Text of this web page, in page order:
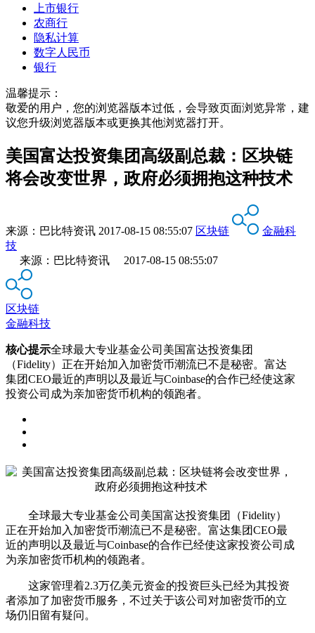
上市银行
农商行
隐私计算
数字人民币
银行
温馨提示：
敬爱的用户，您的浏览器版本过低，会导致页面浏览异常，建
议您升级浏览器版本或更换其他浏览器打开。
美国富达投资集团高级副总裁：区块链
将会改变世界，政府必须拥抱这种技术
来源： 巴比特资讯 2017-08-15 08:55:07 区块链
金融科
技
来源：巴比特资讯 2017-08-15 08:55:07
区块链
金融科技
核心提示全球最大专业基金公司美国富达投资集团
（Fidelity）正在开始加入加密货币潮流已不是秘密。富达
集团CEO最近的声明以及最近与Coinbase的合作已经使这家
投资公司成为亲加密货币机构的领跑者。
全球最大专业基金公司美国富达投资集团（Fidelity）
正在开始加入加密货币潮流已不是秘密。富达集团CEO最
近的声明以及最近与Coinbase的合作已经使这家投资公司成
为亲加密货币机构的领跑者。
这家管理着2.3万亿美元资金的投资巨头已经为其投资
者添加了加密货币服务，不过关于该公司对加密货币的立
场仍旧留有疑问。